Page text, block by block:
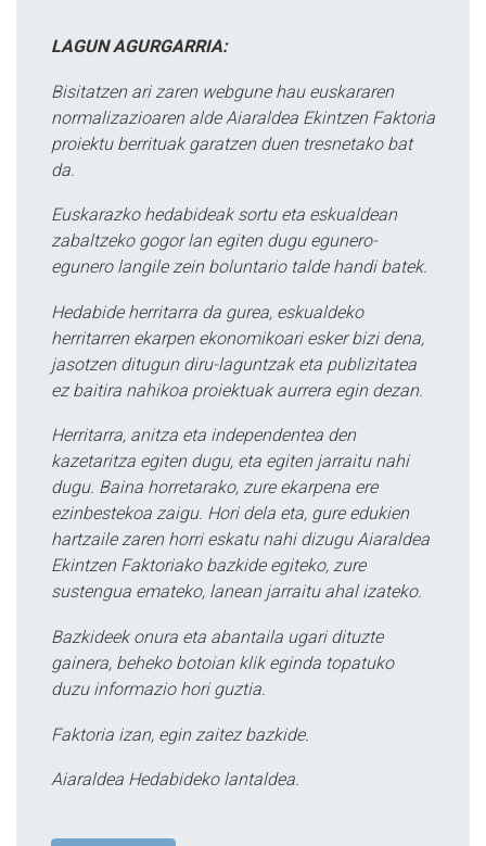
LAGUN AGURGARRIA:
Bisitatzen ari zaren webgune hau euskararen
normalizazioaren alde Aiaraldea Ekintzen Faktoria
proiektu berrituak garatzen duen tresnetako bat
da.
Euskarazko hedabideak sortu eta eskualdean
zabaltzeko gogor lan egiten dugu egunero-
egunero langile zein boluntario talde handi batek.
Hedabide herritarra da gurea, eskualdeko
herritarren ekarpen ekonomikoari esker bizi dena,
jasotzen ditugun diru-laguntzak eta publizitatea
ez baitira nahikoa proiektuak aurrera egin dezan.
Herritarra, anitza eta independentea den
kazetaritza egiten dugu, eta egiten jarraitu nahi
dugu. Baina horretarako, zure ekarpena ere
ezinbestekoa zaigu. Hori dela eta, gure edukien
hartzaile zaren horri eskatu nahi dizugu Aiaraldea
Ekintzen Faktoriako bazkide egiteko, zure
sustengua emateko, lanean jarraitu ahal izateko.
Bazkideek onura eta abantaila ugari dituzte
gainera, beheko botoian klik eginda topatuko
duzu informazio hori guztia.
Faktoria izan, egin zaitez bazkide.
Aiaraldea Hedabideko lantaldea.